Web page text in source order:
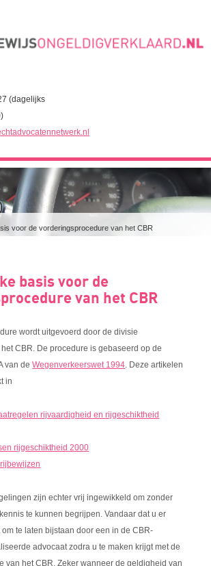
(dagelijks
voor de vorderingsprocedure van het CBR
basis voor de
van het CBR
wordt uitgevoerd door de divisie
CBR. De procedure is gebaseerd op de
van deWegenverkeerswet 1994. Deze artikelen
in
rijvaardigheid en rijgeschiktheid
rijgeschiktheid 2000
zijn echter vrij ingewikkeld om zonder
te kunnen begrijpen. Vandaar dat u er
te laten bijstaan door een in de CBR-
advocaat zodra u te maken krijgt met de
van het CBR. Zeker wanneer de geldigheid van